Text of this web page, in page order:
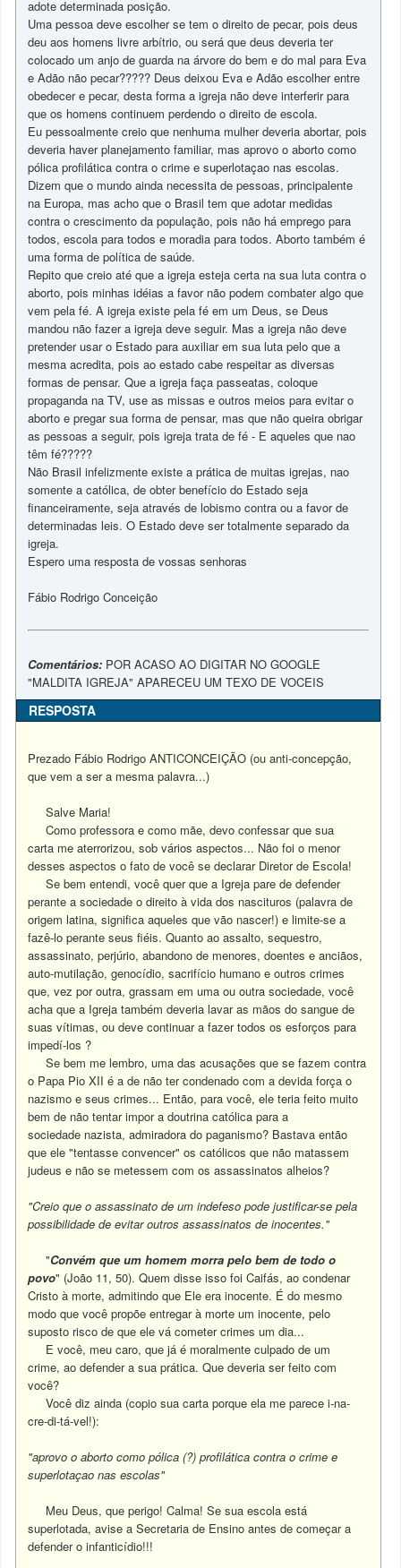
adote determinada posição.
Uma pessoa deve escolher se tem o direito de pecar, pois deus
deu aos homens livre arbítrio, ou será que deus deveria ter
colocado um anjo de guarda na árvore do bem e do mal para Eva
e Adão não pecar????? Deus deixou Eva e Adão escolher entre
obedecer e pecar, desta forma a igreja não deve interferir para
que os homens continuem perdendo o direito de escola.
Eu pessoalmente creio que nenhuma mulher deveria abortar, pois
deveria haver planejamento familiar, mas aprovo o aborto como
pólica profilática contra o crime e superlotaçao nas escolas.
Dizem que o mundo ainda necessita de pessoas, principalente
na Europa, mas acho que o Brasil tem que adotar medidas
contra o crescimento da população, pois não há emprego para
todos, escola para todos e moradia para todos. Aborto também é
uma forma de política de saúde.
Repito que creio até que a igreja esteja certa na sua luta contra o
aborto, pois minhas idéias a favor não podem combater algo que
vem pela fé. A igreja existe pela fé em um Deus, se Deus
mandou não fazer a igreja deve seguir. Mas a igreja não deve
pretender usar o Estado para auxiliar em sua luta pelo que a
mesma acredita, pois ao estado cabe respeitar as diversas
formas de pensar. Que a igreja faça passeatas, coloque
propaganda na TV, use as missas e outros meios para evitar o
aborto e pregar sua forma de pensar, mas que não queira obrigar
as pessoas a seguir, pois igreja trata de fé - E aqueles que nao
têm fé?????
Não Brasil infelizmente existe a prática de muitas igrejas, nao
somente a católica, de obter benefício do Estado seja
financeiramente, seja através de lobismo contra ou a favor de
determinadas leis. O Estado deve ser totalmente separado da
igreja.
Espero uma resposta de vossas senhoras
Fábio Rodrigo Conceição
Comentários: POR ACASO AO DIGITAR NO GOOGLE
"MALDITA IGREJA" APARECEU UM TEXO DE VOCEIS
RESPOSTA
Prezado Fábio Rodrigo ANTICONCEIÇÃO (ou anti-concepção,
que vem a ser a mesma palavra...)
Salve Maria!
Como professora e como mãe, devo confessar que sua
carta me aterrorizou, sob vários aspectos... Não foi o menor
desses aspectos o fato de você se declarar Diretor de Escola!
Se bem entendi, você quer que a Igreja pare de defender
perante a sociedade o direito à vida dos nascituros (palavra de
origem latina, significa aqueles que vão nascer!) e limite-se a
fazê-lo perante seus fiéis. Quanto ao assalto, sequestro,
assassinato, perjúrio, abandono de menores, doentes e anciãos,
auto-mutilação, genocídio, sacrifício humano e outros crimes
que, vez por outra, grassam em uma ou outra sociedade, você
acha que a Igreja também deveria lavar as mãos do sangue de
suas vítimas, ou deve continuar a fazer todos os esforços para
impedí-los ?
Se bem me lembro, uma das acusações que se fazem contra
o Papa Pio XII é a de não ter condenado com a devida força o
nazismo e seus crimes... Então, para você, ele teria feito muito
bem de não tentar impor a doutrina católica para a
sociedade nazista, admiradora do paganismo? Bastava então
que ele "tentasse convencer" os católicos que não matassem
judeus e não se metessem com os assassinatos alheios?
"Creio que o assassinato de um indefeso podejustificar-se pela
possibilidade de evitar outros assassinatos deinocentes."
"Convém que um homem morra pelo bem de todo o
povo" (João 11, 50). Quem disse isso foi Caifás, ao condenar
Cristo à morte, admitindo que Ele era inocente. É do mesmo
modo que você propõe entregar à morte um inocente, pelo
suposto risco de que ele vá cometer crimes um dia...
E você, meu caro, que já é moralmente culpado de um
crime, ao defender a sua prática. Que deveria ser feito com
você?
Você diz ainda (copio sua carta porque ela me parece i-na-
cre-di-tá-vel!):
"aprovo o aborto como pólica (?) profilática contra o crime e
superlotaçao nas escolas"
Meu Deus, que perigo! Calma! Se sua escola está
superlotada, avise a Secretaria de Ensino antes de começar a
defender o infanticídio!!!